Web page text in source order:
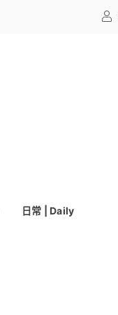
日常 | Daily